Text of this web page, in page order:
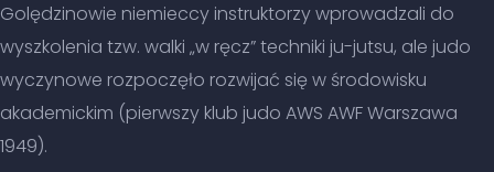
Golędzinowie niemieccy instruktorzy wprowadzali do
wyszkolenia tzw. walki „w ręcz” techniki ju-jutsu, ale judo
wyczynowe rozpoczęło rozwijać się w środowisku
akademickim (pierwszy klub judo AWS AWF Warszawa
1949).